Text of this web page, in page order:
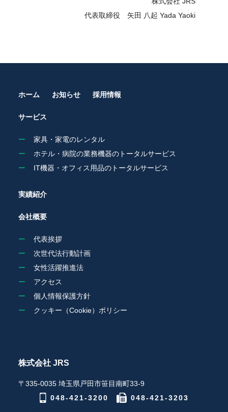
代表取締役 矢田 八起 Yada Yaoki
株式会社 JRS
〒335-0035 埼玉県戸田市笹目南町33-9
048-421-3200
048-421-3203
ホーム お知らせ 採用情報
サービス
家具・家電のレンタル
ホテル・病院の業務機器のトータルサービス
IT機器・オフィス用品のトータルサービス
実績紹介
会社概要
代表挨拶
次世代法行動計画
女性活躍推進法
アクセス
個人情報保護方針
クッキー（Cookie）ポリシー